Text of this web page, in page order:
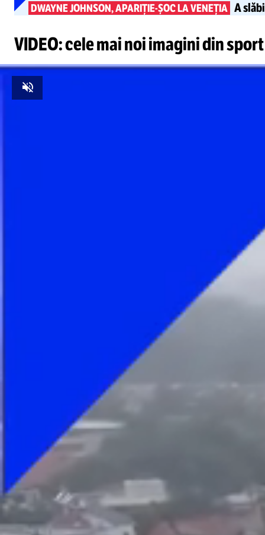
DWAYNE JOHNSON,APARIȚIE-ȘOCLA VENEȚIA A
VIDEO: cele mai noi imagini din sport
Unmute